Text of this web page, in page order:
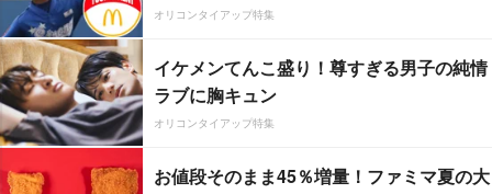
オリコンタイアップ特集
イケメンてんこ盛り！尊すぎる男子の純情
ラブに胸キュン
オリコンタイアップ特集
お値段そのまま45％増量！ファミマ夏の大